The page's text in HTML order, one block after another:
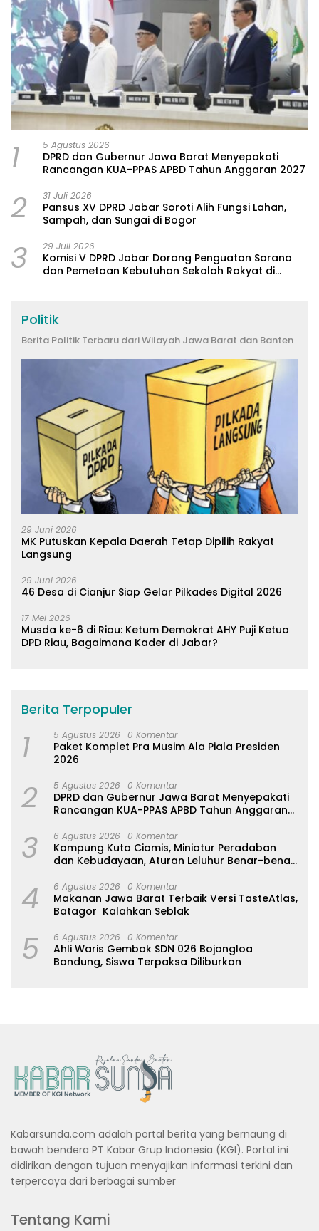
1 5 Agustus 2026
DPRD dan Gubernur Jawa Barat Menyepakati
Rancangan KUA-PPAS APBD Tahun Anggaran 2027
2 31 Juli 2026
Pansus XV DPRD Jabar Soroti Alih Fungsi Lahan,
Sampah, dan Sungai di Bogor
3 29 Juli 2026
Komisi V DPRD Jabar Dorong Penguatan Sarana
dan Pemetaan Kebutuhan Sekolah Rakyat di
Politik
Berita Politik Terbaru dari Wilayah Jawa Barat dan Banten
29 Juni 2026
MK Putuskan Kepala Daerah Tetap Dipilih Rakyat
Langsung
29 Juni 2026
46 Desa di Cianjur Siap Gelar Pilkades Digital 2026
17 Mei 2026
Musda ke-6 di Riau: Ketum Demokrat AHY Puji Ketua
DPD Riau, Bagaimana Kader di Jabar?
Berita Terpopuler
1 5 Agustus 2026 0 Komentar
Paket Komplet Pra Musim Ala Piala Presiden
2026
2 5 Agustus 2026 0 Komentar
DPRD dan Gubernur Jawa Barat Menyepakati
Rancangan KUA-PPAS APBD Tahun Anggaran
3 6 Agustus 2026 0 Komentar
Kampung Kuta Ciamis, Miniatur Peradaban
dan Kebudayaan, Aturan Leluhur Benar-benar
4 6 Agustus 2026 0 Komentar
Makanan Jawa Barat Terbaik Versi TasteAtlas,
Batagor Kalahkan Seblak
5 6 Agustus 2026 0 Komentar
Ahli Waris Gembok SDN 026 Bojongloa
Bandung, Siswa Terpaksa Diliburkan
Kabarsunda.com adalah portal berita yang bernaung di
bawah bendera PT Kabar Grup Indonesia (KGI). Portal ini
didirikan dengan tujuan menyajikan informasi terkini dan
terpercaya dari berbagai sumber
Tentang Kami